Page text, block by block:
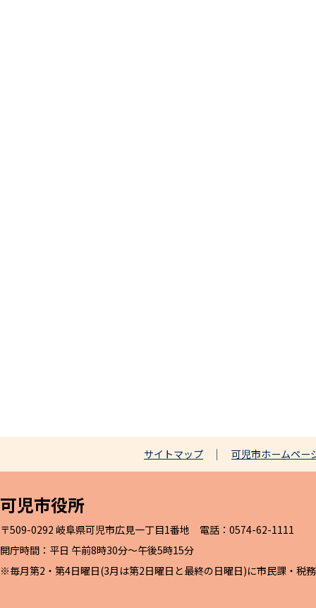
サイトマップ 可児市ホームペー
可児市役所
〒509-0292 岐阜県可児市広見一丁目1番地 電話：0574-62-1111
開庁時間：平日 午前8時30分～午後5時15分
※毎月第2・第4日曜日(3月は第2日曜日と最終の日曜日)に市民課・税